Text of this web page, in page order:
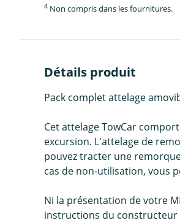
4 Non compris dans les fournitures.
Détails produit
Pack complet attelage
Cet attelage TowCar
excursion. L'attelage de
pouvez tracter une
cas de non-utilisation, vous
Ni la présentation de votre
instructions du